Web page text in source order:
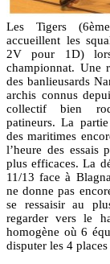
Les Tigers
accueillent les
2V pour 1D)
championnat. Une
des banlieusards
archis connus
collectif bien
patineurs. La
des maritimes
l’heure des essais
plus efficaces. La
11/13 face à
ne donne pas
se ressaisir au
regarder vers le
homogène où 6
disputer les 4